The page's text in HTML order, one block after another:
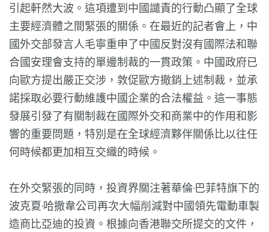
引起軒然大波。這項遭到中國譴責的行動凸顯了全球
主要經濟體之間緊張的關係。在最近的記者會上，中
國外交部發言人毛寧重申了中國反對沒有國際法和聯
合國安理會支持的單邊制裁的一貫政策。中國政府已
向歐方提出嚴正交涉，敦促歐方撤銷上述制裁，並承
諾採取必要行動維護中國企業的合法權益。這一事態
發展引發了有關制裁在國際外交和商業中的作用和影
響的重要問題，特別是在全球經濟夥伴關係比以往任
何時候都更加相互交織的時候。
在外交緊張的同時，投資界關注著華倫·巴菲特旗下的
波克夏·哈撒韋公司再次大幅削減對中國領先電動車製
造商比亞迪的投資。根據向香港聯交所提交的文件，